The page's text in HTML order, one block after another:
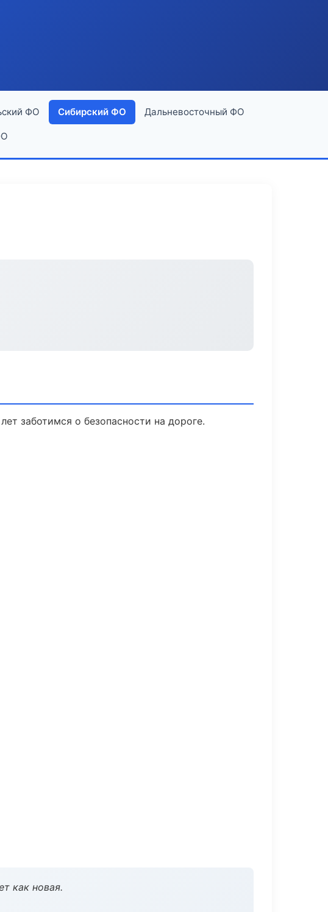
ФО Сибирский ФО Дальневосточный ФО
заботимся о безопасности на дороге.
как новая.